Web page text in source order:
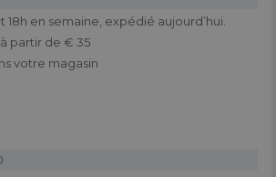
en semaine, expédié aujourd’hui.
à partir de € 35
votre magasin